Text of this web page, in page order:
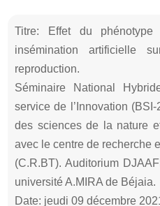
Titre: Effet du
insémination artificielle
reproduction.
Séminaire National
service de l’Innovation
des sciences de la nature
avec le centre de recherche
(C.R.BT). Auditorium
université A.MIRA de Béjaia.
Date: jeudi 09 décembre